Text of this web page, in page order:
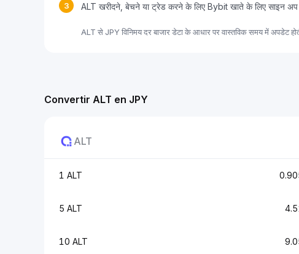
3 ALT खरीदने, बेचने या ट्रेड करने के लिए Bybit खाते के लिए साइन
ALT से JPY विनिमय दर बाजार डेटा के आधार पर वास्तविक समय में अपडेट
Convertir ALT en JPY
ALT
1 ALT
5 ALT
10 ALT